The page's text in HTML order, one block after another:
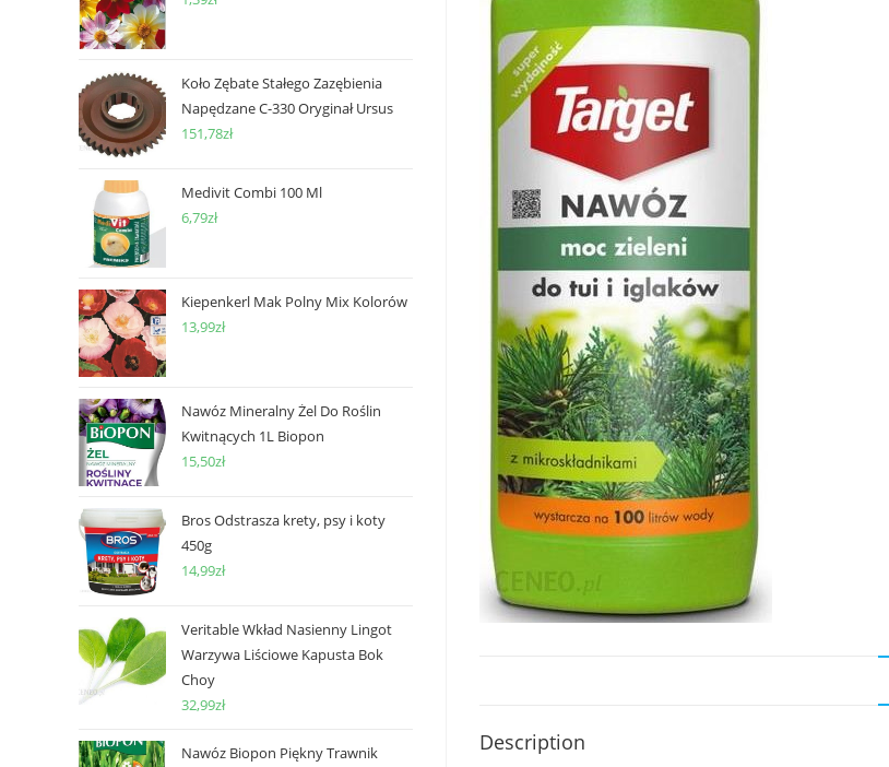
Description
Koło Zębate Stałego Zazębienia
Napędzane C-330 Oryginał Ursus
151,78zł
Medivit Combi 100 Ml
6,79zł
Kiepenkerl Mak Polny Mix Kolorów
13,99zł
Nawóz Mineralny Żel Do Roślin
Kwitnących 1L Biopon
15,50zł
Bros Odstrasza krety, psy i koty
450g
14,99zł
Veritable Wkład Nasienny Lingot
Warzywa Liściowe Kapusta Bok
Choy
32,99zł
Nawóz Biopon Piękny Trawnik